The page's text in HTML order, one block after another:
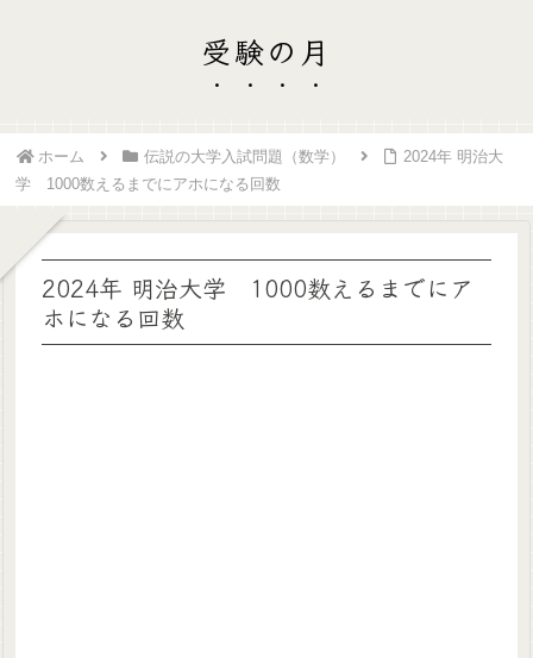
受験の月
ホーム 伝説の大学入試問題（数学）
2024年 明治大
学 1000数えるまでにアホになる回数
2024年 明治大学 1000数えるまでにア
ホになる回数